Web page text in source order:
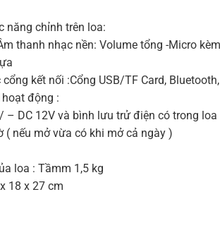
năng chỉnh trên loa:
thanh nhạc nền: Volume tổng -Micro
kết nối :Cổng USB/TF Card,
động :
– DC 12V và bình lưu trử điện có trong loa
( nếu mở vừa có khi mở cả ngày )
loa : Tầmm 1,5 kg
18 x 27 cm